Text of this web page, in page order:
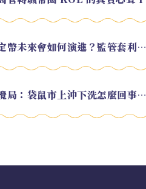
EP.217 美元穩定幣未來會如何演進？監管套利終將收斂？feat. 研究員 余哲安
EP.213 川普大攪局：袋鼠市上沖下洗怎麼回事？feat. Alvin